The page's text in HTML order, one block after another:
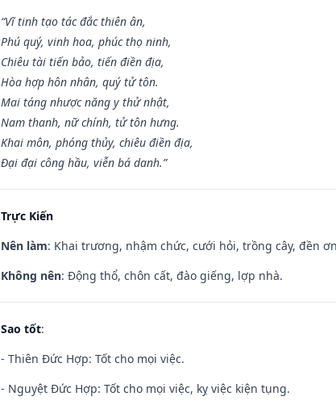
“Vĩ tinh tạo tác đắc thiên ân,
Phú quý, vinh hoa, phúc thọ ninh,
Chiêu tài tiến bảo, tiến điền địa,
Hòa hợp hôn nhân, quý tử tôn.
Mai táng nhược năng y thử nhật,
Nam thanh, nữ chính, tử tôn hưng.
Khai môn, phóng thủy, chiêu điền địa,
Đại đại công hầu, viễn bá danh.”
Trực Kiến
Nên làm: Khai trương, nhậm chức, cưới hỏi, trồng cây, đền
Không nên: Động thổ, chôn cất, đào giếng, lợp nhà.
Sao tốt:
- Thiên Đức Hợp: Tốt cho mọi việc.
- Nguyệt Đức Hợp: Tốt cho mọi việc, kỵ việc kiện tụng.